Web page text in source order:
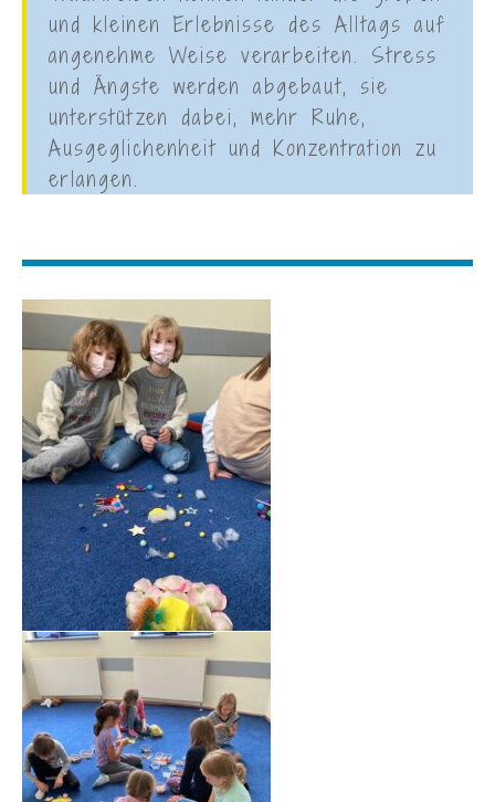
und kleinen Erlebnisse des Alltags auf
angenehme Weise verarbeiten. Stress
und Ängste werden abgebaut, sie
unterstützen dabei, mehr Ruhe,
Ausgeglichenheit und Konzentration zu
erlangen.